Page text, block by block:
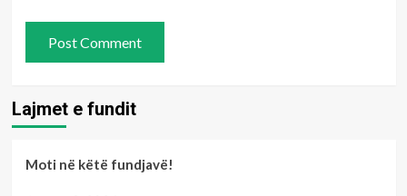
Lajmet e fundit
Moti në këtë fundjavë!